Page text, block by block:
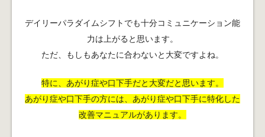
デイリーパラダイムシフトでも十分コミュニケーション能
力は上がると思います。
ただ、もしもあなたに合わないと大変ですよね。
特に、あがり症や口下手だと大変だと思います。
あがり症や口下手の方には、あがり症や口下手に特化した
改善マニュアルがあります。